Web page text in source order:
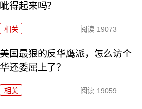
呲得起来吗？
相关 阅读 19073
美国最狠的反华鹰派，怎么访个
华还委屈上了？
相关 阅读 19059